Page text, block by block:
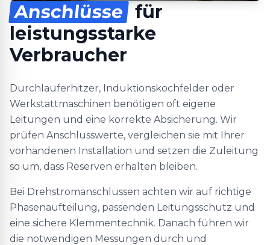
Anschlüsse für
leistungsstarke
Verbraucher
Durchlauferhitzer, Induktionskochfelder oder
Werkstattmaschinen benötigen oft eigene
Leitungen und eine korrekte Absicherung. Wir
prüfen Anschlusswerte, vergleichen sie mit Ihrer
vorhandenen Installation und setzen die Zuleitung
so um, dass Reserven erhalten bleiben.
Bei Drehstromanschlüssen achten wir auf richtige
Phasenaufteilung, passenden Leitungsschutz und
eine sichere Klemmentechnik. Danach führen wir
die notwendigen Messungen durch und